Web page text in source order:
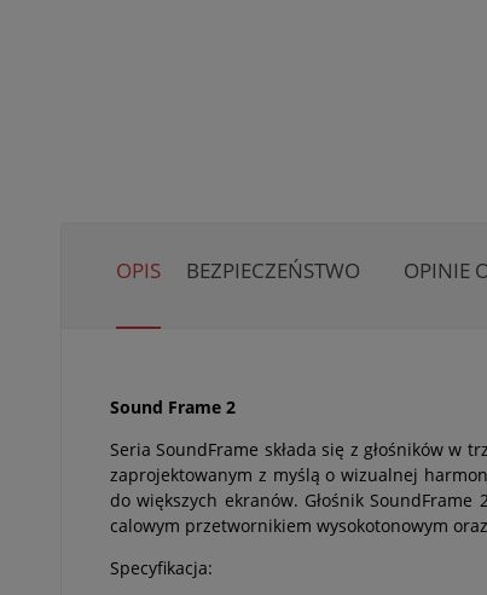
OPIS BEZPIECZEŃSTWO OPINIE
Sound Frame 2
Seria SoundFrame składa się z głośników w
zaprojektowanym z myślą o wizualnej
do większych ekranów. Głośnik
calowym przetwornikiem wysokotonowym
Specyfikacja: